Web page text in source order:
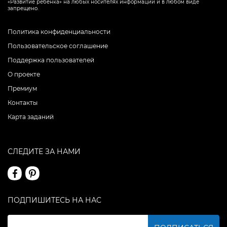
«Развитие ребенка» на любых носителях информации и в любом виде
запрещено.
Политика конфиденциальности
Пользовательское соглашение
Поддержка пользователей
О проекте
Премиум
Контакты
Карта заданий
СЛЕДИТЕ ЗА НАМИ
ПОДПИШИТЕСЬ НА НАС